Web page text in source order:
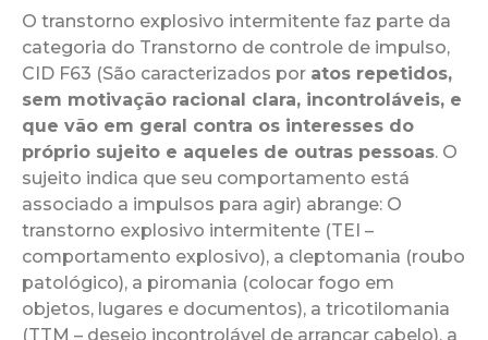
O transtorno explosivo intermitente faz parte da
categoria do Transtorno de controle de impulso,
CID F63 (São caracterizados por atos repetidos,
sem motivação racional clara, incontroláveis, e
que vão em geral contra os interesses do
próprio sujeito e aqueles de outras pessoas. O
sujeito indica que seu comportamento está
associado a impulsos para agir) abrange: O
transtorno explosivo intermitente (TEI –
comportamento explosivo), a cleptomania (roubo
patológico), a piromania (colocar fogo em
objetos, lugares e documentos), a tricotilomania
(TTM – desejo incontrolável de arrancar cabelo), a